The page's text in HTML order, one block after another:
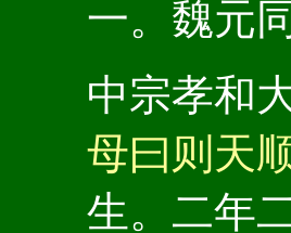
一。魏元
中宗孝和
母曰则天
生。二年